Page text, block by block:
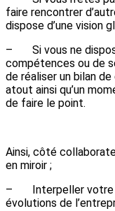
faire rencontrer
dispose d’une vision
– Si vous ne
compétences ou de
de réaliser un bilan
atout ainsi qu’un
de faire le point.
Ainsi, côté
en miroir ;
– Interpeller votre
évolutions de